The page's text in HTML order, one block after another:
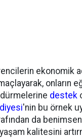
ekonomik
onların
destek
'nin bu örnek
da
kalitesini